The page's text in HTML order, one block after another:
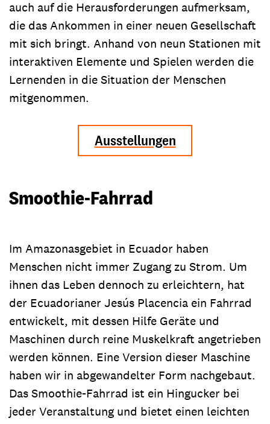
auch auf die Herausforderungen aufmerksam,
die das Ankommen in einer neuen Gesellschaft
mit sich bringt. Anhand von neun Stationen mit
interaktiven Elemente und Spielen werden die
Lernenden in die Situation der Menschen
mitgenommen.
Ausstellungen
Smoothie-Fahrrad
Im Amazonasgebiet in Ecuador haben
Menschen nicht immer Zugang zu Strom. Um
ihnen das Leben dennoch zu erleichtern, hat
der Ecuadorianer Jesús Placencia ein Fahrrad
entwickelt, mit dessen Hilfe Geräte und
Maschinen durch reine Muskelkraft angetrieben
werden können. Eine Version dieser Maschine
haben wir in abgewandelter Form nachgebaut.
Das Smoothie-Fahrrad ist ein Hingucker bei
jeder Veranstaltung und bietet einen leichten